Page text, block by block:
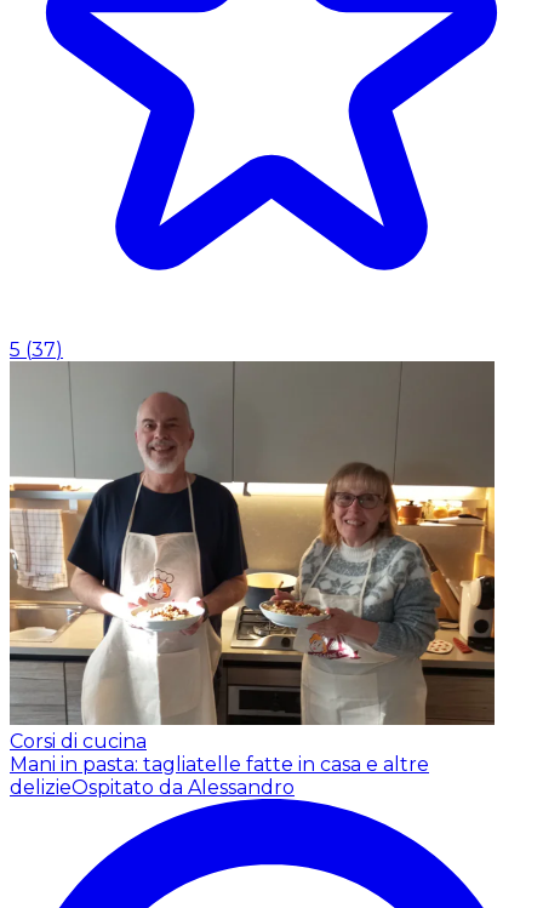
5 (37)
Corsi di cucina
Mani in pasta: tagliatelle fatte in casa e altre
delizieOspitato da Alessandro